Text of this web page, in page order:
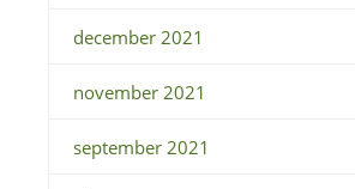
december 2021
november 2021
september 2021